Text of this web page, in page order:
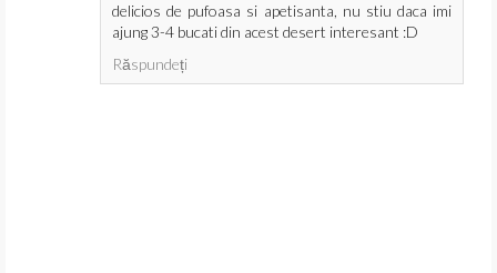
delicios de pufoasa si apetisanta, nu stiu daca imi
ajung 3-4 bucati din acest desert interesant :D
Răspundeți